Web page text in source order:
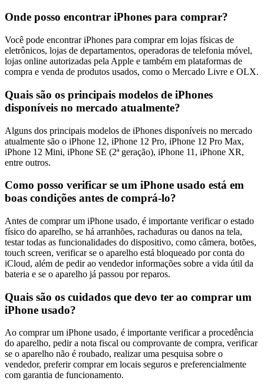
Onde posso encontrar iPhones para comprar?
Você pode encontrar iPhones para comprar em lojas físicas de
eletrônicos, lojas de departamentos, operadoras de telefonia móvel,
lojas online autorizadas pela Apple e também em plataformas de
compra e venda de produtos usados, como o Mercado Livre e OLX.
Quais são os principais modelos de iPhones
disponíveis no mercado atualmente?
Alguns dos principais modelos de iPhones disponíveis no mercado
atualmente são o iPhone 12, iPhone 12 Pro, iPhone 12 Pro Max,
iPhone 12 Mini, iPhone SE (2ª geração), iPhone 11, iPhone XR,
entre outros.
Como posso verificar se um iPhone usado está em
boas condições antes de comprá-lo?
Antes de comprar um iPhone usado, é importante verificar o estado
físico do aparelho, se há arranhões, rachaduras ou danos na tela,
testar todas as funcionalidades do dispositivo, como câmera, botões,
touch screen, verificar se o aparelho está bloqueado por conta do
iCloud, além de pedir ao vendedor informações sobre a vida útil da
bateria e se o aparelho já passou por reparos.
Quais são os cuidados que devo ter ao comprar um
iPhone usado?
Ao comprar um iPhone usado, é importante verificar a procedência
do aparelho, pedir a nota fiscal ou comprovante de compra, verificar
se o aparelho não é roubado, realizar uma pesquisa sobre o
vendedor, preferir comprar em locais seguros e preferencialmente
com garantia de funcionamento.